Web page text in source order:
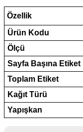
Özellik
Ürün Kodu
Ölçü
Sayfa Başına Etiket
Toplam Etiket
Kağıt Türü
Yapışkan